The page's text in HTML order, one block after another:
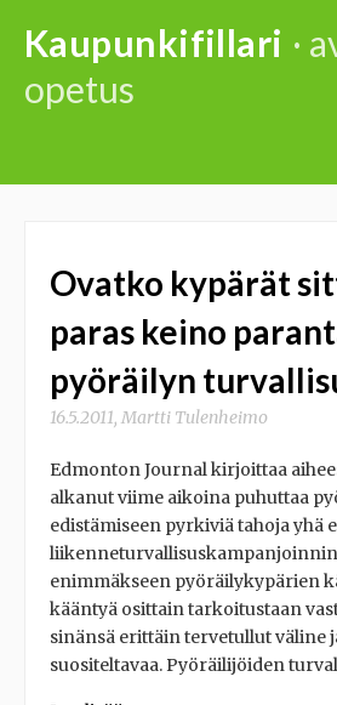
content
Kaupunkifillari ·
opetus
Ovatko kypärät
paras keino
pyöräilyn
16.5.2011, Martti Tulenheimo
Edmonton Journal kirjoittaa
alkanut viime aikoina puhuttaa
edistämiseen pyrkiviä tahoja yhä
enimmäkseen pyöräilykypärien
kääntyä osittain tarkoitustaan
sinänsä erittäin tervetullut väline
suositeltavaa. Pyöräilijöiden